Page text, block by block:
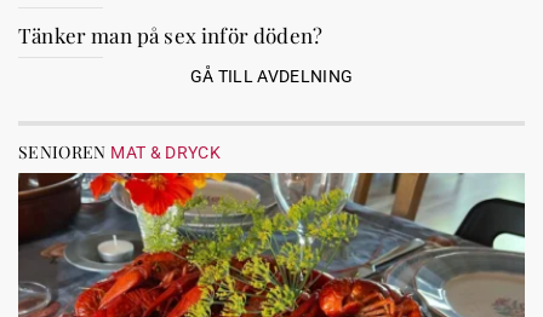
Tänker man på sex inför döden?
GÅ TILL AVDELNING
SENIOREN MAT & DRYCK